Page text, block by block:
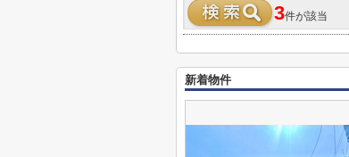
3件が該当
新着物件